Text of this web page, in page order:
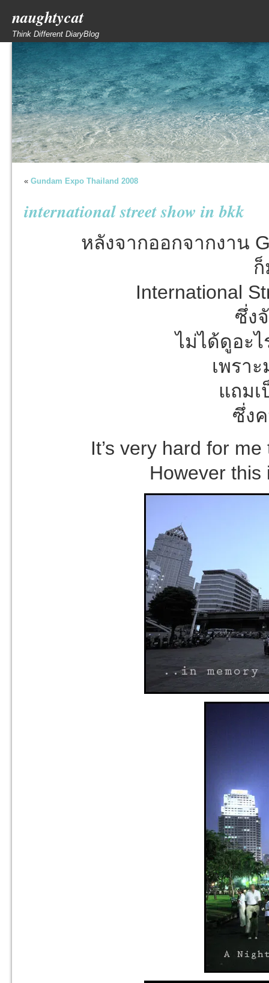
naughtycat
Think Different DiaryBlog
« Gundam Expo Thailand 2008
international street show in bkk
หลังจากออกจากงาน
International
ซึ่ง
ไม่ได้ดูอะ
เพรา
แถม
ซึ่ง
It’s very hard for
However this